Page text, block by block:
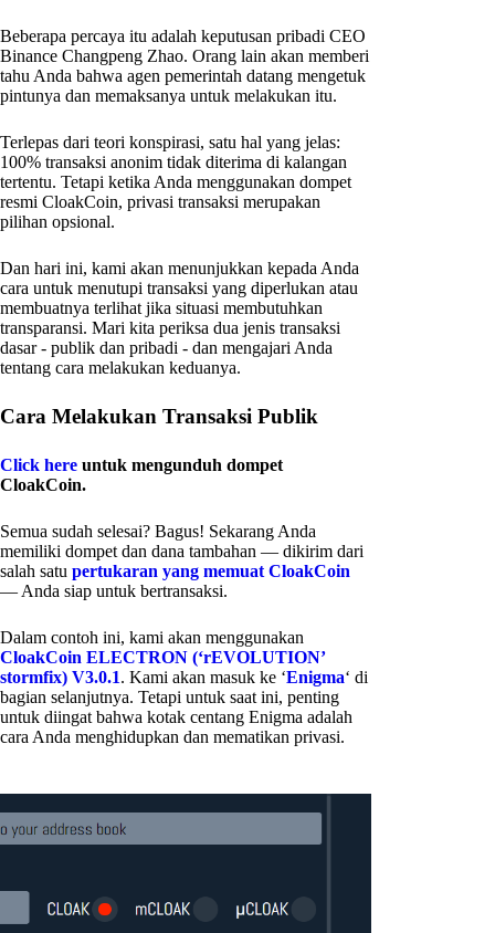
Beberapa percaya itu adalah keputusan pribadi CEO
Binance Changpeng Zhao. Orang lain akan memberi
tahu Anda bahwa agen pemerintah datang mengetuk
pintunya dan memaksanya untuk melakukan itu.
Terlepas dari teori konspirasi, satu hal yang jelas:
100% transaksi anonim tidak diterima di kalangan
tertentu. Tetapi ketika Anda menggunakan dompet
resmi CloakCoin, privasi transaksi merupakan
pilihan opsional.
Dan hari ini, kami akan menunjukkan kepada Anda
cara untuk menutupi transaksi yang diperlukan atau
membuatnya terlihat jika situasi membutuhkan
transparansi. Mari kita periksa dua jenis transaksi
dasar - publik dan pribadi - dan mengajari Anda
tentang cara melakukan keduanya.
Cara Melakukan Transaksi Publik
Click here untuk mengunduh dompet
CloakCoin.
Semua sudah selesai? Bagus! Sekarang Anda
memiliki dompet dan dana tambahan — dikirim dari
salah satu pertukaran yang memuat CloakCoin
— Anda siap untuk bertransaksi.
Dalam contoh ini, kami akan menggunakan
CloakCoin ELECTRON (‘rEVOLUTION’
stormfix) V3.0.1. Kami akan masuk ke ‘Enigma‘ di
bagian selanjutnya. Tetapi untuk saat ini, penting
untuk diingat bahwa kotak centang Enigma adalah
cara Anda menghidupkan dan mematikan privasi.